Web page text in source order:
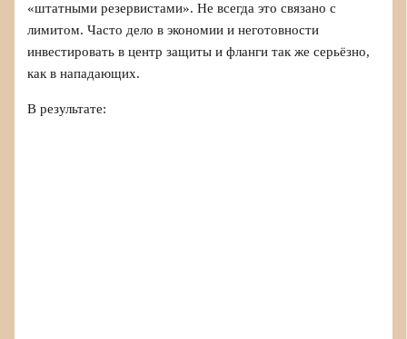
«штатными резервистами». Не всегда это связано с
лимитом. Часто дело в экономии и неготовности
инвестировать в центр защиты и фланги так же серьёзно,
как в нападающих.
В результате: